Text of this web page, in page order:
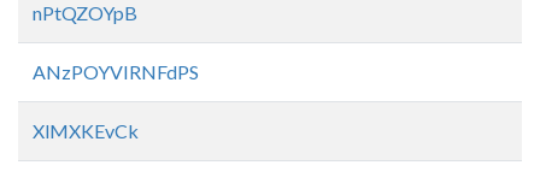
nPtQZOYpB
ANzPOYVIRNFdPS
XlMXKEvCk